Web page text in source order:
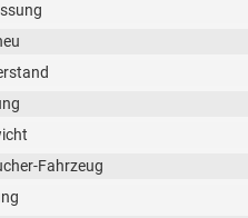
Fahrzeug